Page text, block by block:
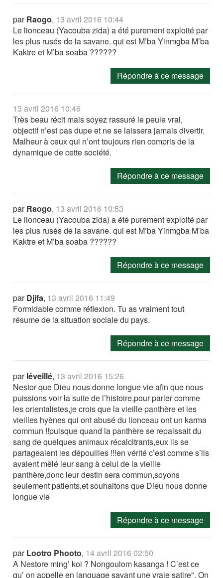
parRaogo, 13 avril 2016 10:44
Le lionceau (Yacouba zida) a été purement exploité par
les plus rusés de la savane. qui est M’ba Yinmgba M’ba
Kaktre et M’ba soaba ??????
Répondre à ce message
13 avril 2016 10:46
Très beau récit mais soyez rassuré le peule vrai,
objectif n’est pas dupe et ne se laissera jamais divertir.
Malheur à ceux qui n’ont toujours rien compris de la
dynamique de cette société.
Répondre à ce message
parRaogo, 13 avril 2016 10:53
Le lionceau (Yacouba zida) a été purement exploité par
les plus rusés de la savane. qui est M’ba Yinmgba M’ba
Kaktre et M’ba soaba ??????
Répondre à ce message
parDjifa, 13 avril 2016 11:49
Formidable comme réflexion. Tu as vraiment tout
résume de la situation sociale du pays.
Répondre à ce message
parléveillé, 13 avril 2016 15:26
Nestor que Dieu nous donne longue vie afin que nous
puissions voir la suite de l’histoire,pour parler comme
les orientalistes,je crois que la vieille panthère et les
vieilles hyènes qui ont abusé du lionceau ont un karma
commun !!puisque quand la panthère se repaissait du
sang de quelques animaux récalcitrants,eux ils se
partageaient les dépouilles !!!en vérité c’est comme s’ils
avaient mêlé leur sang à celui de la vieille
panthère,donc leur destin sera commun,soyons
seulement patients,et souhaitons que Dieu nous donne
longue vie
Répondre à ce message
parLootro Phooto, 14 avril 2016 02:50
A Nestore ming’ koi ? Nongoulom kasanga ! C’est ce
qu’ on appelle en language savant une vraie satire". On